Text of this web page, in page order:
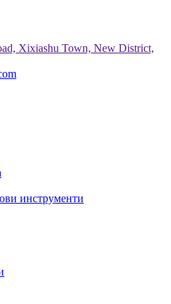
Xixiashu Town, New District,
инструменти